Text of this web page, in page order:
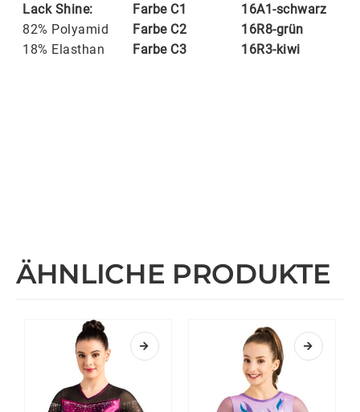
Lack Shine:
82% Polyamid
18% Elasthan
Farbe C1
Farbe C2
Farbe C3
16A1-schwarz
16R8-grün
16R3-kiwi
ÄHNLICHE PRODUKTE